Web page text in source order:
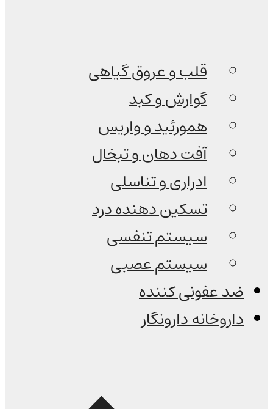
قلب و عروق گیاهی
گوارش و کبد
همورئید و واریس
آفت دهان و تبخال
ادراری و تناسلی
تسکین دهنده درد
سیستم تنفسی
سیستم عصبی
ضد عفونی کننده
داروخانه دارونگار